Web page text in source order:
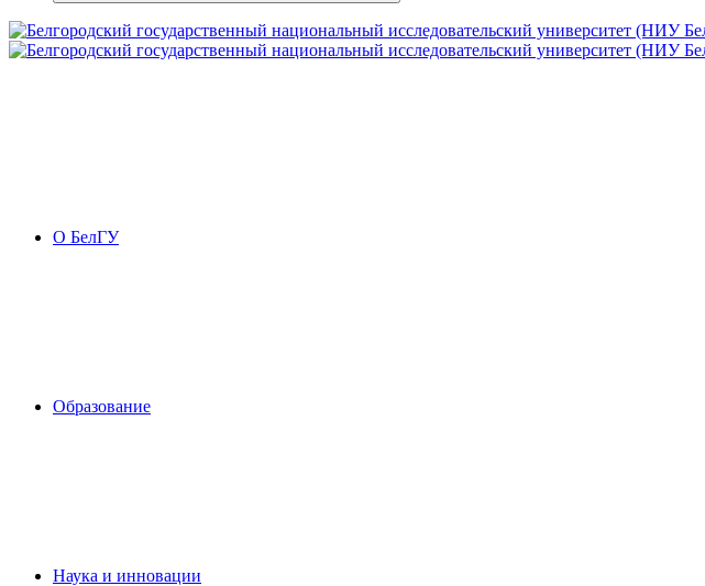
О БелГУ
Образование
Наука и инновации